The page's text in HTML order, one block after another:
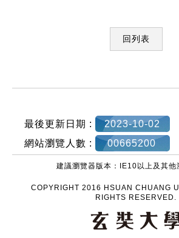
回列表
最後更新日期 :
2023-10-02
網站瀏覽人數 :
00665200
建議瀏覽器版本：IE10以上及其他
COPYRIGHT 2016 HSUAN CHUANG
RIGHTS RESERVED.